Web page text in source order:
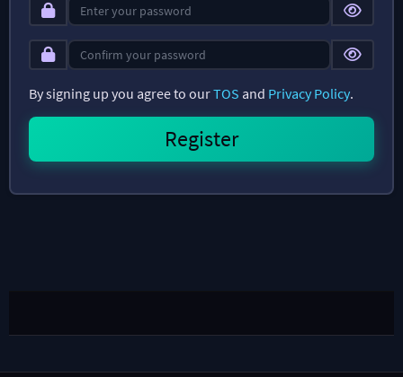
By signing up you agree to ourTOS and Privacy Policy.